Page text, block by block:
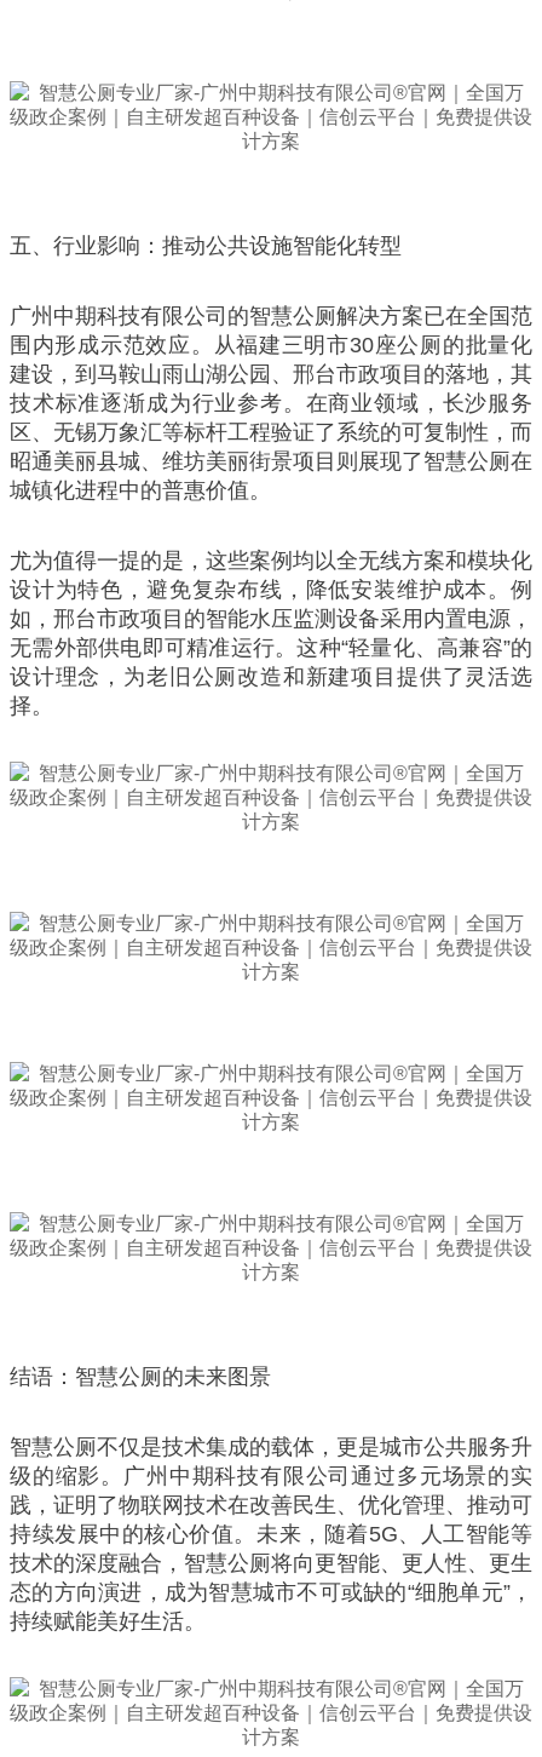
五、行业影响：推动公共设施智能化转型
广州中期科技有限公司的智慧公厕解决方案已在全国范
围内形成示范效应。从福建三明市30座公厕的批量化
建设，到马鞍山雨山湖公园、邢台市政项目的落地，其
技术标准逐渐成为行业参考。在商业领域，长沙服务
区、无锡万象汇等标杆工程验证了系统的可复制性，而
昭通美丽县城、维坊美丽街景项目则展现了智慧公厕在
城镇化进程中的普惠价值。
尤为值得一提的是，这些案例均以全无线方案和模块化
设计为特色，避免复杂布线，降低安装维护成本。例
如，邢台市政项目的智能水压监测设备采用内置电源，
无需外部供电即可精准运行。这种“轻量化、高兼容”的
设计理念，为老旧公厕改造和新建项目提供了灵活选
择。
结语：智慧公厕的未来图景
智慧公厕不仅是技术集成的载体，更是城市公共服务升
级的缩影。广州中期科技有限公司通过多元场景的实
践，证明了物联网技术在改善民生、优化管理、推动可
持续发展中的核心价值。未来，随着5G、人工智能等
技术的深度融合，智慧公厕将向更智能、更人性、更生
态的方向演进，成为智慧城市不可或缺的“细胞单元”，
持续赋能美好生活。